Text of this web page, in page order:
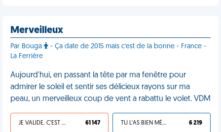
Merveilleux
Par Bouga
- Ça date de 2015 mais c'est de la bonne - France -
La Ferrière
Aujourd'hui, en passant la tête par ma fenêtre pour
admirer le soleil et sentir ses délicieux rayons sur ma
peau, un merveilleux coup de vent a rabattu le volet. VDM
JE VALIDE, C'EST UNE VDM 61 147 TU L'AS BIEN MÉRITÉ 6 219